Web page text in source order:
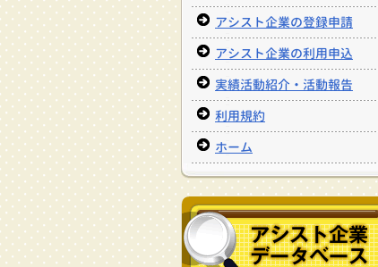
アシスト企業の登録申請
アシスト企業の利用申込
実績活動紹介・活動報告
利用規約
ホーム